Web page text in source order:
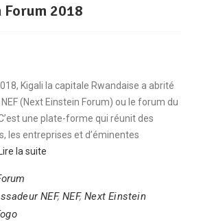
2018
Kigali la capitale Rwandaise a abrité
(Next Einstein Forum) ou le forum du
une plate-forme qui réunit des
les entreprises et d’éminentes
Lire la suite
NEF,NEF,Next Einstein